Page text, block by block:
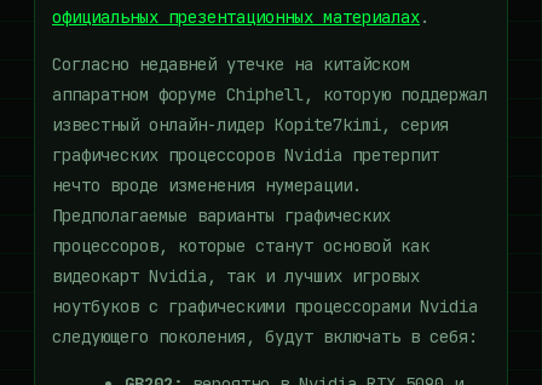
официальных презентационных материалах.
Согласно недавней утечке на китайском
аппаратном форуме Chiphell, которую поддержал
известный онлайн-лидер Kopite7kimi, серия
графических процессоров Nvidia претерпит
нечто вроде изменения нумерации.
Предполагаемые варианты графических
процессоров, которые станут основой как
видеокарт Nvidia, так и лучших игровых
ноутбуков с графическими процессорами Nvidia
следующего поколения, будут включать в себя: